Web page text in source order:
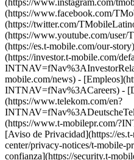
(https://www.instagram.com/
(https://www.facebook.com/
(https://twitter.com/
(https://www.youtube.com/user/
(https://es.t-mobile.com/our-
(https://investor.t-mobile.com/
mobile.com/news) -
INTNAV=fNav%3ACareers) -
(https://www.telekom.com/en?
(https://www.t-mobilepr.com/
[Aviso de Privacidad](https://
center/privacy-notices/t-mobile-
confianza](https://security.t-